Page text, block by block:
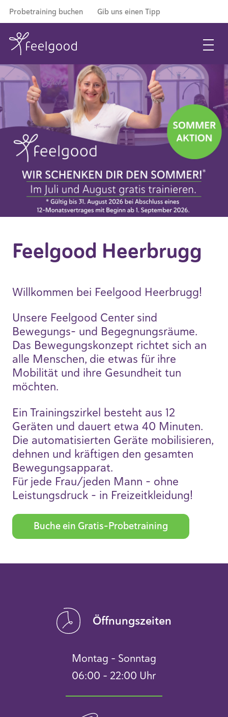
Probetraining buchen Gib uns einen Tipp
Feelgood Heerbrugg
Willkommen bei Feelgood Heerbrugg!
Unsere Feelgood Center sind
Bewegungs- und Begegnungsräume.
Das Bewegungskonzept richtet sich an
alle Menschen, die etwas für ihre
Mobilität und ihre Gesundheit tun
möchten.
Ein Trainingszirkel besteht aus 12
Geräten und dauert etwa 40 Minuten.
Die automatisierten Geräte mobilisieren,
dehnen und kräftigen den gesamten
Bewegungsapparat.
Für jede Frau/jeden Mann - ohne
Leistungsdruck - in Freizeitkleidung!
Buche ein Gratis-Probetraining
Öffnungszeiten
Montag – Sonntag
06:00 – 22:00 Uhr